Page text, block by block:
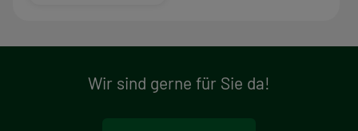
Wir sind gerne für Sie da!